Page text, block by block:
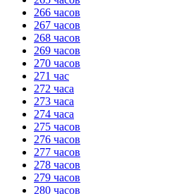
266 часов
267 часов
268 часов
269 часов
270 часов
271 час
272 часа
273 часа
274 часа
275 часов
276 часов
277 часов
278 часов
279 часов
280 часов